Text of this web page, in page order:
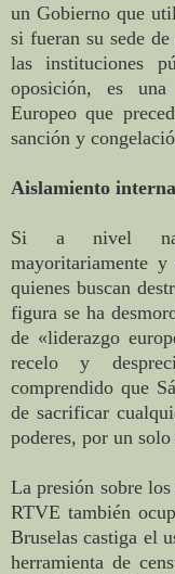
un Gobierno que
si fueran su sede
las instituciones
oposición, es
Europeo que
sanción y
Aislamiento
Si a nivel
mayoritariamente
quienes buscan
figura se ha
de «liderazgo
recelo y
comprendido que
de sacrificar
poderes, por un
La presión sobre
RTVE también
Bruselas castiga el
herramienta de